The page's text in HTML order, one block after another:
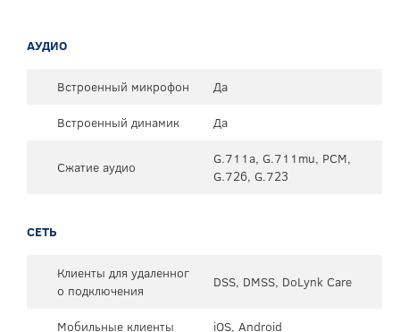
АУДИО
Встроенный микрофон
Да
Встроенный динамик
Да
Сжатие аудио
G.711a, G.711mu, PCM,
G.726, G.723
СЕТЬ
Клиенты для удаленног
о подключения
DSS, DMSS, DoLynk Care
Мобильные клиенты iOS, Android